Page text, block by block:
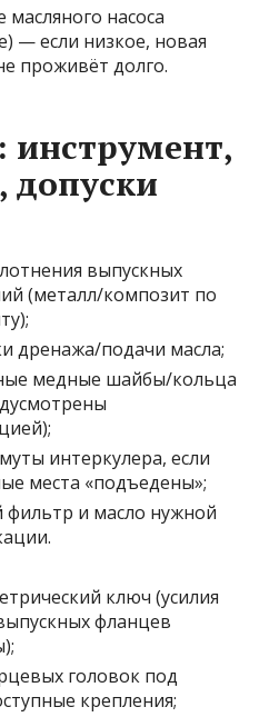
масляного насоса
— если низкое, новая
проживёт долго.
инструмент,
допуски
выпускных
(металл/композит по
дренажа/подачи масла;
медные шайбы/кольца
интеркулера, если
места «подъедены»;
фильтр и масло нужной
ключ (усилия
фланцев
головок под
крепления;